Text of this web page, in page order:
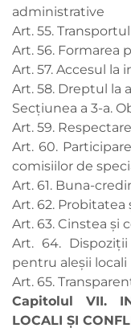
administrative
Art. 55. Transportul
Art. 56. Formarea
Art. 57. Accesul la
Art. 58. Dreptul la
Secțiunea a 3-a.
Art. 59.
Art. 60.
comisiilor de
Art. 61. Buna-
Art. 62. Probitatea
Art. 63. Cinstea şi
Art. 64.
pentru aleșii locali
Art. 65.
Capitolul VII.
LOCALI ŞI